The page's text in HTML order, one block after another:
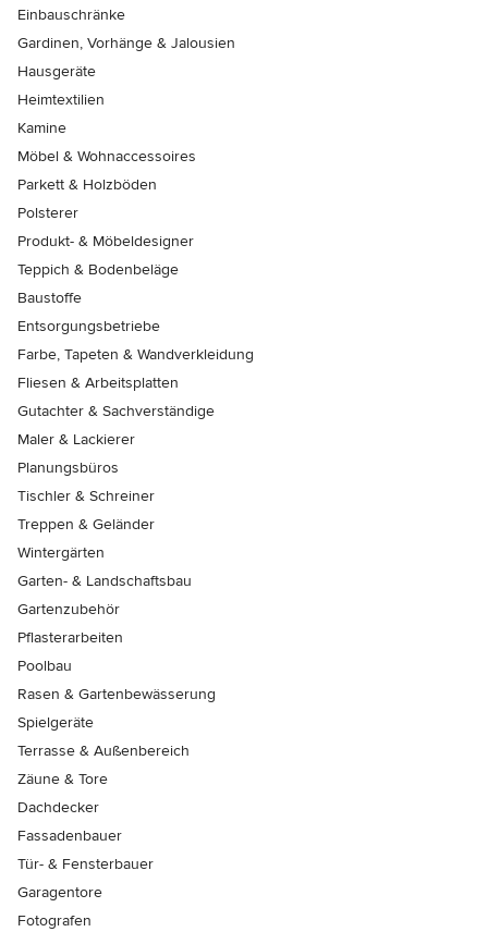
Einbauschränke
Gardinen, Vorhänge & Jalousien
Hausgeräte
Heimtextilien
Kamine
Möbel & Wohnaccessoires
Parkett & Holzböden
Polsterer
Produkt- & Möbeldesigner
Teppich & Bodenbeläge
Baustoffe
Entsorgungsbetriebe
Farbe, Tapeten & Wandverkleidung
Fliesen & Arbeitsplatten
Gutachter & Sachverständige
Maler & Lackierer
Planungsbüros
Tischler & Schreiner
Treppen & Geländer
Wintergärten
Garten- & Landschaftsbau
Gartenzubehör
Pflasterarbeiten
Poolbau
Rasen & Gartenbewässerung
Spielgeräte
Terrasse & Außenbereich
Zäune & Tore
Dachdecker
Fassadenbauer
Tür- & Fensterbauer
Garagentore
Fotografen